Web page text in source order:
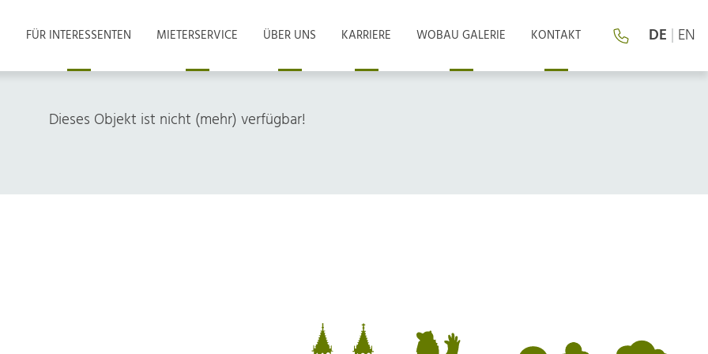
FÜR INTERESSENTEN MIETERSERVICE ÜBER UNS KARRIERE WOBAU GALERIE KONTAKT DE | EN
Dieses Objekt ist nicht (mehr) verfügbar!